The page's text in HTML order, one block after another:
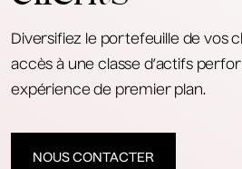
Diversifiez le portefeuille de vos
accès à une classe d’actifs
expérience de premier plan.
NOUS CONTACTER